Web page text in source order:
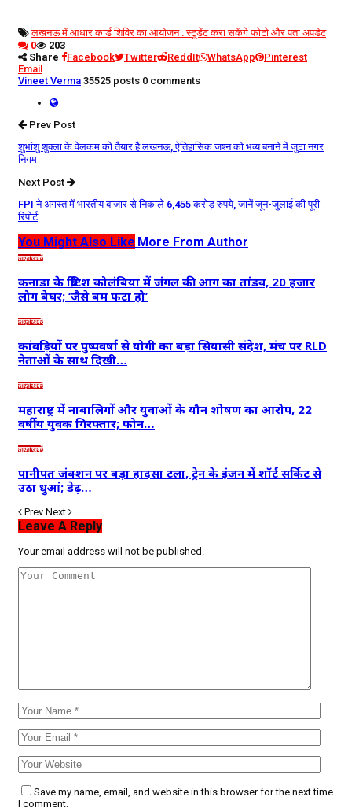
लखनऊ में आधार कार्ड शिविर का आयोजन : स्टूडेंट करा सकेंगे फोटो और पता अपडेट
0
203
Share
Facebook Twitter ReddIt WhatsApp
Pinterest
Email
Vineet Verma 35525 posts 0 comments
Prev Post
शुभांशु शुक्ला के वेलकम को तैयार है लखनऊ, ऐतिहासिक जश्न को भव्य बनाने में जुटा नगर
निगम
Next Post
FPI ने अगस्त में भारतीय बाजार से निकाले 6,455 करोड़ रुपये, जानें जून-जुलाई की पूरी
रिपोर्ट
You Might Also Like More From Author
ताज़ा खबरें
कनाडा के ब्रिटिश कोलंबिया में जंगल की आग का तांडव, 20 हजार
लोग बेघर; ‘जैसे बम फटा हो’
ताज़ा खबरें
कांवड़ियों पर पुष्पवर्षा से योगी का बड़ा सियासी संदेश, मंच पर RLD
नेताओं के साथ दिखी…
ताज़ा खबरें
महाराष्ट्र में नाबालिगों और युवाओं के यौन शोषण का आरोप, 22
वर्षीय युवक गिरफ्तार; फोन…
ताज़ा खबरें
पानीपत जंक्शन पर बड़ा हादसा टला, ट्रेन के इंजन में शॉर्ट सर्किट से
उठा धुआं; डेढ़…
Prev Next
Leave A Reply
Your email address will not be published.
Save my name, email, and website in this browser for the next time
I comment.